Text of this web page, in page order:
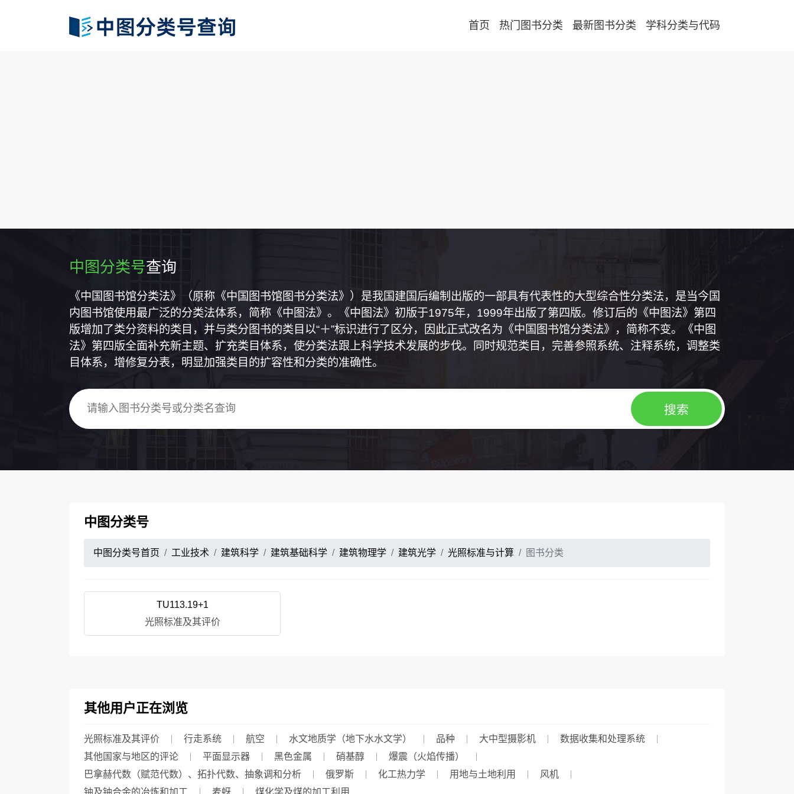
首页 热门图书分类 最新图书分类 学科分类与代码
中图分类号查询
《中国图书馆分类法》（原称《中国图书馆图书分类法》）是我国建国后编制出版的一部具有代表性的大型综合性分类法，是当今国
内图书馆使用最广泛的分类法体系，简称《中图法》。《中图法》初版于1975年，1999年出版了第四版。修订后的《中图法》第四
版增加了类分资料的类目，并与类分图书的类目以“＋”标识进行了区分，因此正式改名为《中国图书馆分类法》，简称不变。《中图
法》第四版全面补充新主题、扩充类目体系，使分类法跟上科学技术发展的步伐。同时规范类目，完善参照系统、注释系统，调整类
目体系，增修复分表，明显加强类目的扩容性和分类的准确性。
中图分类号
中图分类号首页 工业技术 建筑科学 建筑基础科学 建筑物理学 建筑光学 光照标准与计算 图书分类
TU113.19+1
光照标准及其评价
其他用户正在浏览
光照标准及其评价 行走系统 航空 水文地质学（地下水水文学） 品种 大中型摄影机
数据收集和处理系统
其他国家与地区的评论
平面显示器 黑色金属 硝基醇
爆震（火焰传播）
巴拿赫代数（赋范代数）、拓扑代数、抽象调和分析
俄罗斯 化工热力学 用地与土地利用
风机
铀及铀合金的冶炼和加工
麦蚜 煤化学及煤的加工利用